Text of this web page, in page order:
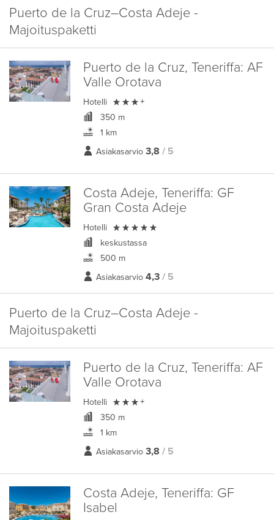
Puerto de la Cruz–Costa Adeje -
Majoituspaketti
Puerto de la Cruz, Teneriffa: AF
Valle Orotava
Hotelli  +
350 m
1 km
Asiakasarvio 3,8 / 5
Costa Adeje, Teneriffa: GF
Gran Costa Adeje
Hotelli 
keskustassa
500 m
Asiakasarvio 4,3 / 5
Puerto de la Cruz–Costa Adeje -
Majoituspaketti
Puerto de la Cruz, Teneriffa: AF
Valle Orotava
Hotelli  +
350 m
1 km
Asiakasarvio 3,8 / 5
Costa Adeje, Teneriffa: GF
Isabel